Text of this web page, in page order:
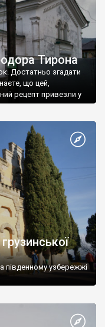
Тирона
Достатньо згадати
що цей,
рецепт привезли у
південному узбережжі